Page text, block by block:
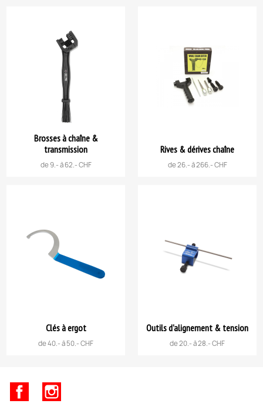
Brosses à chaîne &
transmission
de 9.- à 62.- CHF
Rives & dérives chaîne
de 26.- à 266.- CHF
Clés à ergot
de 40.- à 50.- CHF
Outils d'alignement & tension
de 20.- à 28.- CHF
Facebook